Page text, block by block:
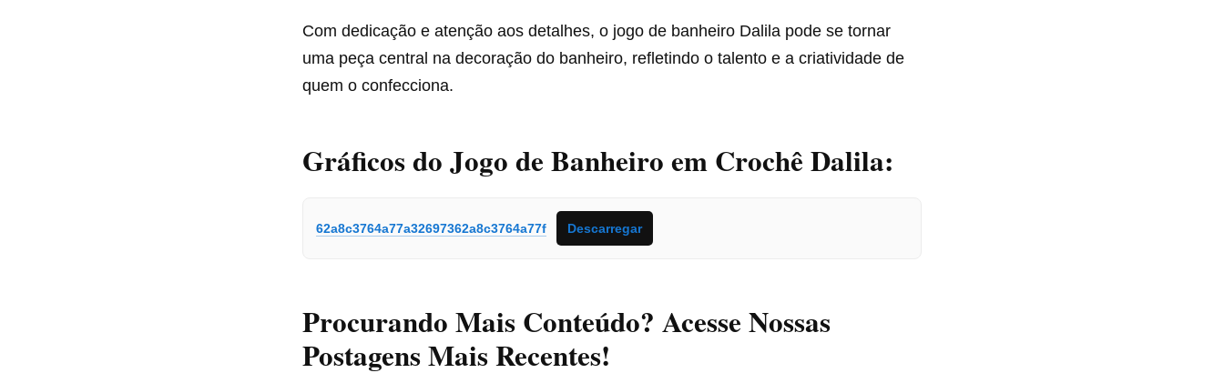
Com dedicação e atenção aos detalhes, o jogo de banheiro Dalila pode se tornar
uma peça central na decoração do banheiro, refletindo o talento e a criatividade de
quem o confecciona.
Gráficos do Jogo de Banheiro em Crochê Dalila:
62a8c3764a77a32697362a8c3764a77f Descarregar
Procurando Mais Conteúdo? Acesse Nossas
Postagens Mais Recentes!